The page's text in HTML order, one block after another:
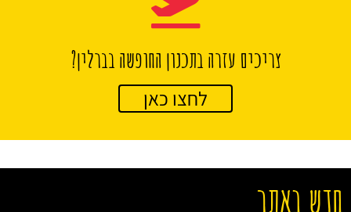
צריכים עזרה בתכנון החופשה בברלין?
לחצו כאן
חדש באתר